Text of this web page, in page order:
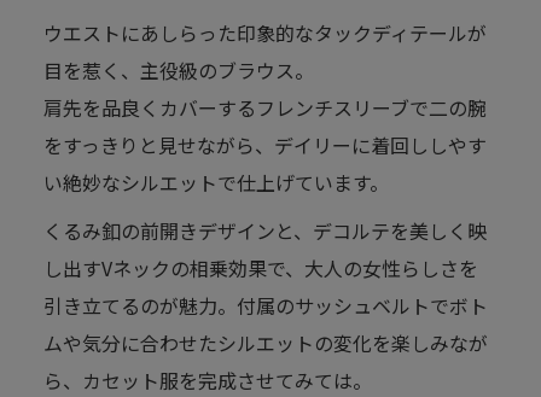
ウエストにあしらった印象的なタックディテールが
目を惹く、主役級のブラウス。
肩先を品良くカバーするフレンチスリーブで二の腕
をすっきりと見せながら、デイリーに着回ししやす
い絶妙なシルエットで仕上げています。
くるみ釦の前開きデザインと、デコルテを美しく映
し出すVネックの相乗効果で、大人の女性らしさを
引き立てるのが魅力。付属のサッシュベルトでボト
ムや気分に合わせたシルエットの変化を楽しみなが
ら、カセット服を完成させてみては。